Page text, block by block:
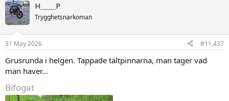
k
t
i
e
:
H_____P
Trygghetsnarkoman
31 May 2026 #11,437
Grusrunda i helgen. Tappade tältpinnarna, man tager vad
man haver...
Bifogat